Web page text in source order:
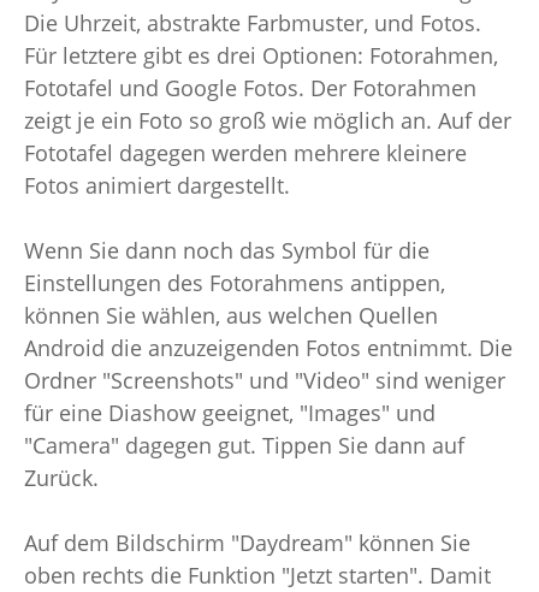
Die Uhrzeit, abstrakte Farbmuster, und Fotos.
Für letztere gibt es drei Optionen: Fotorahmen,
Fototafel und Google Fotos. Der Fotorahmen
zeigt je ein Foto so groß wie möglich an. Auf der
Fototafel dagegen werden mehrere kleinere
Fotos animiert dargestellt.
Wenn Sie dann noch das Symbol für die
Einstellungen des Fotorahmens antippen,
können Sie wählen, aus welchen Quellen
Android die anzuzeigenden Fotos entnimmt. Die
Ordner "Screenshots" und "Video" sind weniger
für eine Diashow geeignet, "Images" und
"Camera" dagegen gut. Tippen Sie dann auf
Zurück.
Auf dem Bildschirm "Daydream" können Sie
oben rechts die Funktion "Jetzt starten". Damit